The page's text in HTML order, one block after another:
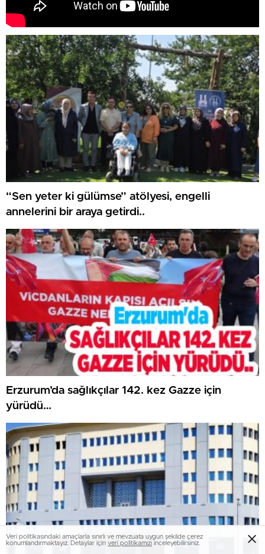
“Sen yeter ki gülümse” atölyesi, engelli
annelerini bir araya getirdi..
Erzurum’da sağlıkçılar 142. kez Gazze için
yürüdü…
Veri politikasındaki amaçlarla sınırlı ve mevzuata uygun şekilde çerez
konumlandırmaktayız. Detaylar için veri politikamızı inceleyebilirsiniz.